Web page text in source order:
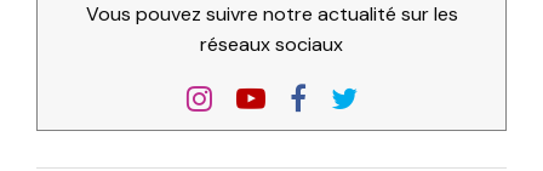
Vous pouvez suivre notre actualité sur les
réseaux sociaux